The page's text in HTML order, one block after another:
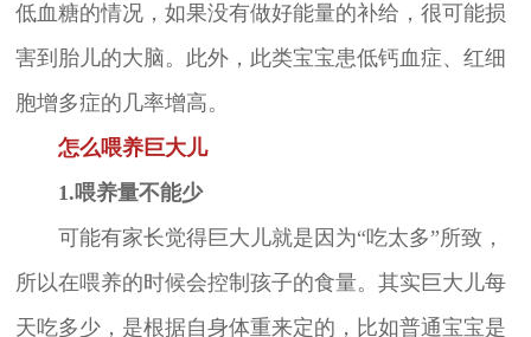
低血糖的情况，如果没有做好能量的补给，很可能损
害到胎儿的大脑。此外，此类宝宝患低钙血症、红细
胞增多症的几率增高。
怎么喂养巨大儿
1.喂养量不能少
可能有家长觉得巨大儿就是因为“吃太多”所致，
所以在喂养的时候会控制孩子的食量。其实巨大儿每
天吃多少，是根据自身体重来定的，比如普通宝宝是